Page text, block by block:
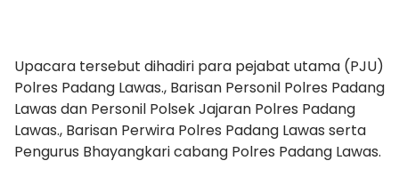
Upacara tersebut dihadiri para pejabat utama (PJU)
Polres Padang Lawas., Barisan Personil Polres Padang
Lawas dan Personil Polsek Jajaran Polres Padang
Lawas., Barisan Perwira Polres Padang Lawas serta
Pengurus Bhayangkari cabang Polres Padang Lawas.